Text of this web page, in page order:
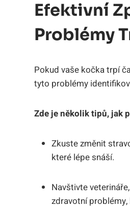
Efektivní
Problémy
Pokud vaše kočka trpí
tyto problémy
Zde je několik tipů, jak
Zkuste změnit
které lépe snáší.
Navštivte
zdravotní